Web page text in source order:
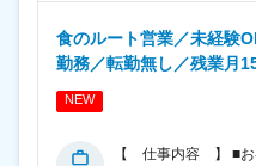
食のルート営業／未経験
勤務／転勤無し／残業月
NEW
【 仕事内容 】 ■お